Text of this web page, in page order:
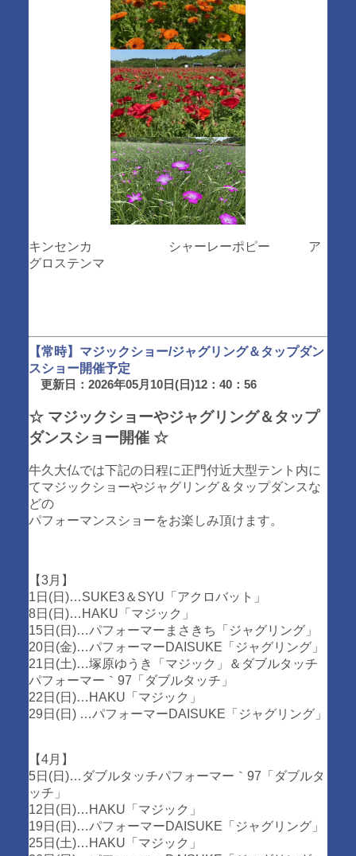
キンセンカ シャーレーポピー ア
グロステンマ
【常時】マジックショー/ジャグリング＆タップダン
スショー開催予定
更新日：2026年05月10日(日)12：40：56
☆ マジックショーやジャグリング＆タップ
ダンスショー開催 ☆
牛久大仏では下記の日程に正門付近大型テント内に
てマジックショーやジャグリング＆タップダンスな
どの
パフォーマンスショーをお楽しみ頂けます。
【3月】
1日(日)…SUKE3＆SYU「アクロバット」
8日(日)…HAKU「マジック」
15日(日)…パフォーマーまさきち「ジャグリング」
20日(金)…パフォーマーDAISUKE「ジャグリング」
21日(土)…塚原ゆうき「マジック」＆ダブルタッチ
パフォーマー｀97「ダブルタッチ」
22日(日)…HAKU「マジック」
29日(日) …パフォーマーDAISUKE「ジャグリング」
【4月】
5日(日)…ダブルタッチパフォーマー｀97「ダブルタ
ッチ」
12日(日)…HAKU「マジック」
19日(日)…パフォーマーDAISUKE「ジャグリング」
25日(土)…HAKU「マジック」